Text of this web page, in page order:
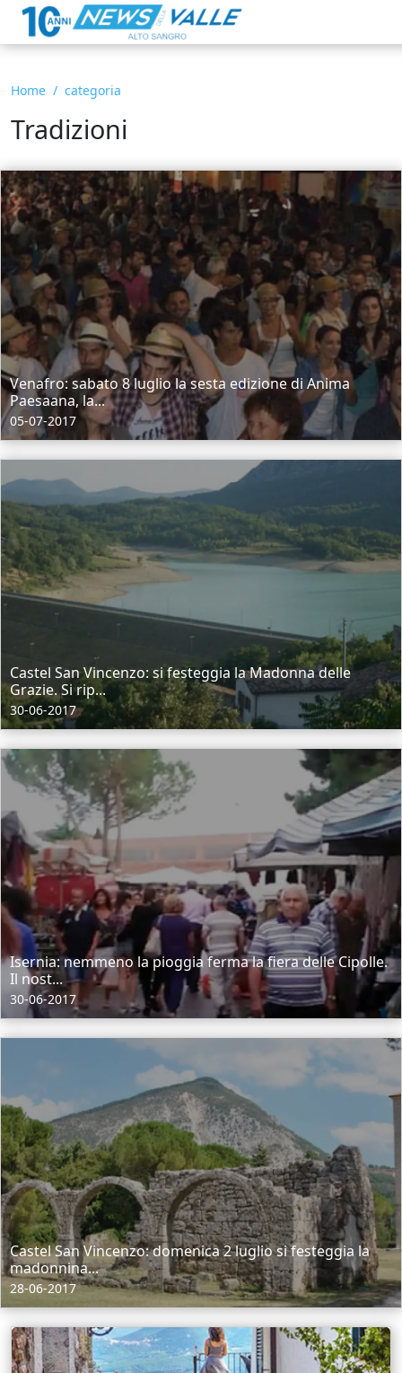
Home categoria
Tradizioni
Venafro: sabato 8 luglio la sesta edizione di Anima
Paesaana, la...
05-07-2017
Castel San Vincenzo: si festeggia la Madonna delle
Grazie. Si rip...
30-06-2017
Isernia: nemmeno la pioggia ferma la fiera delle Cipolle.
Il nost...
30-06-2017
Castel San Vincenzo: domenica 2 luglio si festeggia la
madonnina...
28-06-2017